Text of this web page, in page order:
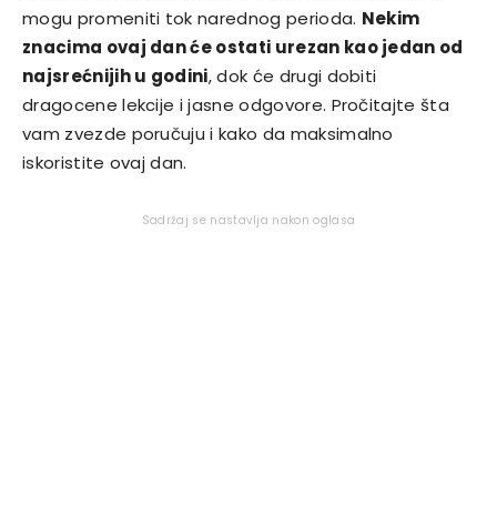
mogu promeniti tok narednog perioda. Nekim
znacima ovaj dan će ostati urezan kao jedan od
najsrećnijih u godini, dok će drugi dobiti
dragocene lekcije i jasne odgovore. Pročitajte šta
vam zvezde poručuju i kako da maksimalno
iskoristite ovaj dan.
Sadržaj se nastavlja nakon oglasa